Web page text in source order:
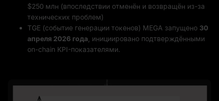
$250 млн (впоследствии отменён и возвращён из-за
технических проблем)
TGE (событие генерации токенов) MEGA запущено 30
апреля 2026 года , инициировано подтверждёнными
on-chain KPI-показателями.